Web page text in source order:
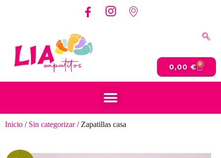
0,00€ 0
Inicio / Sin categorizar/ Zapatillas casa